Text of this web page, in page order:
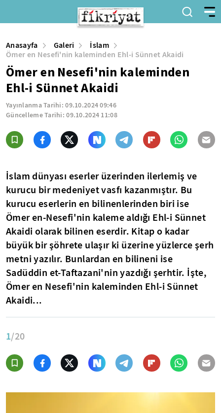
Anasayfa Galeri
İslam
Ömer en Nesefi'nin kaleminden Ehl-i Sünnet Akaidi
Ömer en Nesefi'nin kaleminden
Ehl-i Sünnet Akaidi
Yayınlanma Tarihi:09.10.2024 09:46
Güncelleme Tarihi:09.10.2024 11:08
İslam dünyası eserler üzerinden ilerlemiş ve
kurucu bir medeniyet vasfı kazanmıştır. Bu
kurucu eserlerin en bilinenlerinden biri ise
Ömer en-Nesefi'nin kaleme aldığı Ehl-i Sünnet
Akaidi olarak bilinen eserdir. Kitap o kadar
büyük bir şöhrete ulaşır ki üzerine yüzlerce şerh
metni yazılır. Bunlardan en bilineni ise
Sadüddin et-Taftazani'nin yazdığı şerhtir. İşte,
Ömer en Nesefi'nin kaleminden Ehl-i Sünnet
Akaidi...
1/20